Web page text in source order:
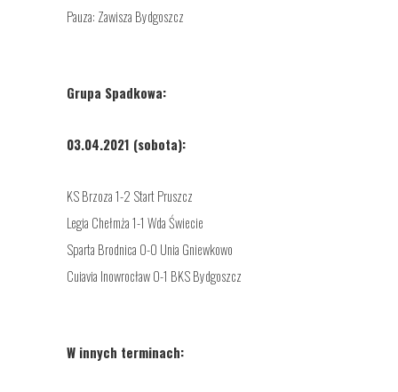
Pauza: Zawisza Bydgoszcz
Grupa Spadkowa:
03.04.2021 (sobota):
KS Brzoza 1-2 Start Pruszcz
Legia Chełmża 1-1 Wda Świecie
Sparta Brodnica 0-0 Unia Gniewkowo
Cuiavia Inowrocław 0-1 BKS Bydgoszcz
W innych terminach: